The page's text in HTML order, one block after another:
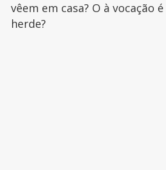
vêem em casa? O à vocação
herde?